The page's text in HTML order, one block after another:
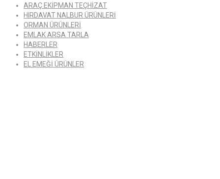
ARAÇ EKİPMAN TEÇHİZAT
HIRDAVAT NALBUR ÜRÜNLERİ
ORMAN ÜRÜNLERİ
EMLAK ARSA TARLA
HABERLER
ETKİNLİKLER
EL EMEĞİ ÜRÜNLER